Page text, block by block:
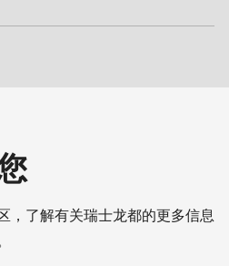
甜甜圈生产系统则是采用冲压面
况，我们提供各式各样的甜甜圈
行一对一咨询。
，了解有关瑞士龙都的更多信息